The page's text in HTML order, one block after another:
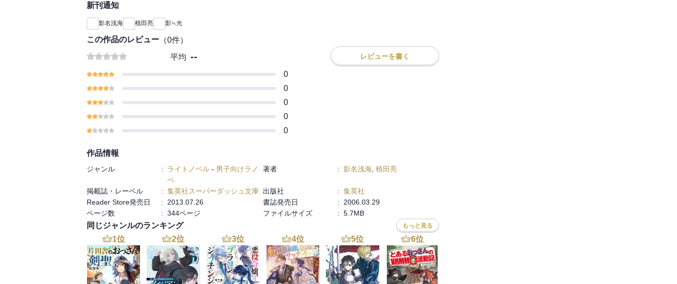
新刊通知
影名浅海 植田亮 影≒光
この作品のレビュー （0件）
平均 -- レビューを書く
0
0
0
0
0
作品情報
ジャンル : ライトノベル - 男子向けラノ
ベ
著者 : 影名浅海 植田亮
掲載誌・レーベル : 集英社スーパーダッシュ文庫 出版社 : 集英社
Reader Store発売日
: 2013.07.26 書誌発売日 :
2006.03.29
ページ数
: 344ページ ファイルサイズ : 5.7MB
同じジャンルのランキング もっと見る
1位 2位 3位 4位 5位 6位